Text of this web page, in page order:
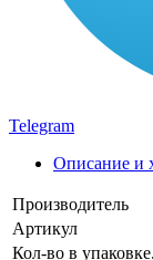
Telegram
Описание и
Производитель
Артикул
Кол-во в